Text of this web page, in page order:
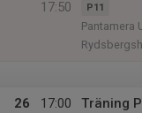
17:50
P11
Pantamera
26
17:00
Träning